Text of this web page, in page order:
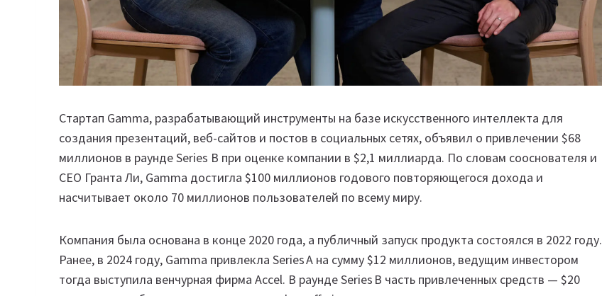
Стартап Gamma, разрабатывающий инструменты на базе искусственного интеллекта для
создания презентаций, веб-сайтов и постов в социальных сетях, объявил о привлечении $68
миллионов в раунде Series B при оценке компании в $2,1 миллиарда. По словам сооснователя и
CEO Гранта Ли, Gamma достигла $100 миллионов годового повторяющегося дохода и
насчитывает около 70 миллионов пользователей по всему миру.
Компания была основана в конце 2020 года, а публичный запуск продукта состоялся в 2022 году.
Ранее, в 2024 году, Gamma привлекла Series A на сумму $12 миллионов, ведущим инвестором
тогда выступила венчурная фирма Accel. В раунде Series B часть привлеченных средств — $20